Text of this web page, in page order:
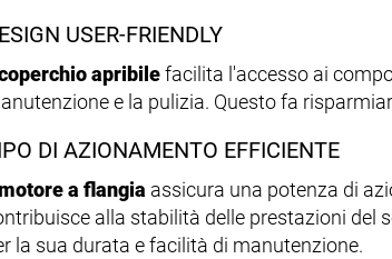
USER-FRIENDLY
apribilefacilita l'accesso ai
e la pulizia. Questo fa
DI AZIONAMENTO EFFICIENTE
a flangia assicura una potenza di
alla stabilità delle prestazioni del
la sua durata e facilità di manutenzione.